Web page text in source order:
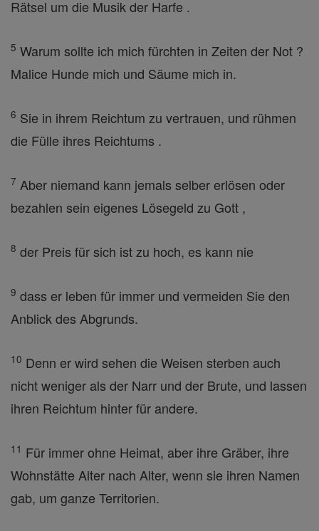
Rätsel um die Musik der Harfe .
5 Warum sollte ich mich fürchten in Zeiten der Not ?
Malice Hunde mich und Säume mich in.
6 Sie in ihrem Reichtum zu vertrauen, und rühmen
die Fülle ihres Reichtums .
7 Aber niemand kann jemals selber erlösen oder
bezahlen sein eigenes Lösegeld zu Gott ,
8 der Preis für sich ist zu hoch, es kann nie
9 dass er leben für immer und vermeiden Sie den
Anblick des Abgrunds.
10 Denn er wird sehen die Weisen sterben auch
nicht weniger als der Narr und der Brute, und lassen
ihren Reichtum hinter für andere.
11 Für immer ohne Heimat, aber ihre Gräber, ihre
Wohnstätte Alter nach Alter, wenn sie ihren Namen
gab, um ganze Territorien.